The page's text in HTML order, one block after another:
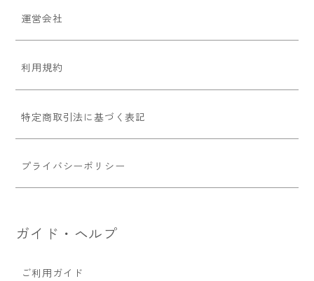
運営会社
利用規約
特定商取引法に基づく表記
プライバシーポリシー
ガイド・ヘルプ
ご利用ガイド